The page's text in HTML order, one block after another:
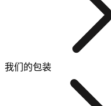
我们的包装